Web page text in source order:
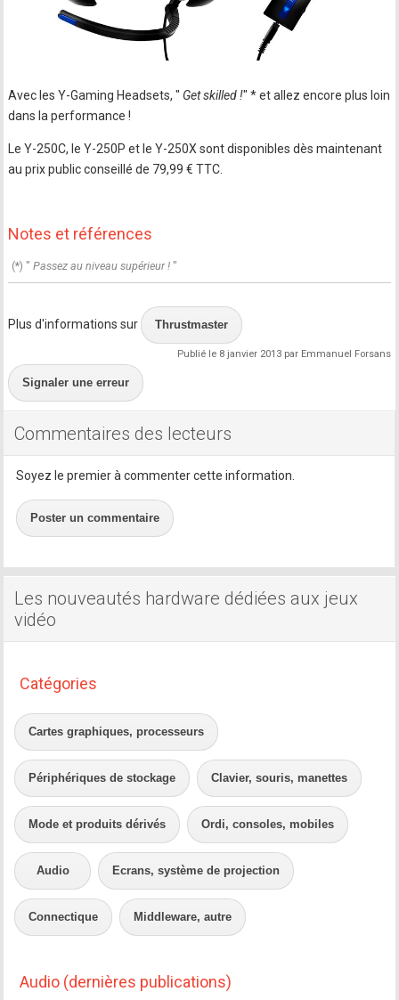
Avec les Y-Gaming Headsets, " Get skilled !" * et allez encore plus loin
dans la performance !
Le Y-250C, le Y-250P et le Y-250X sont disponibles dès maintenant
au prix public conseillé de 79,99 € TTC.
Notes et références
(*) " Passez au niveau supérieur ! "
Plus d'informations sur Thrustmaster
Publié le 8 janvier 2013 par Emmanuel Forsans
Signaler une erreur
Commentaires des lecteurs
Soyez le premier à commenter cette information.
Poster un commentaire
Les nouveautés hardware dédiées aux jeux
vidéo
Catégories
Cartes graphiques, processeurs
Périphériques de stockage Clavier, souris, manettes
Mode et produits dérivés Ordi, consoles, mobiles
Audio Ecrans, système de projection
Connectique Middleware, autre
Audio (dernières publications)